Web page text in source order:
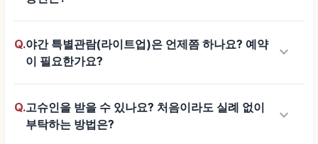
Q.야간 특별관람(라이트업)은 언제쯤 하나요? 예약
이 필요한가요?
keyboard_arrow_down
Q.고슈인을 받을 수 있나요? 처음이라도 실례 없이
부탁하는 방법은?
keyboard_arrow_down